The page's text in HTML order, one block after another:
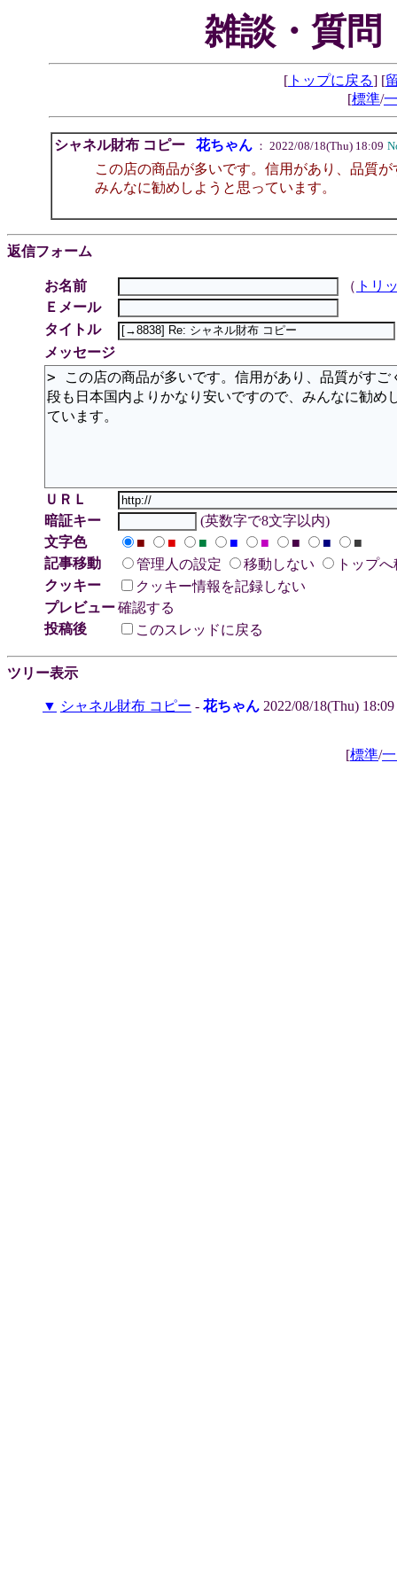
雑談・質問
[ トップに戻る] [
[標準/
シャネル財布 コピー 花ちゃん： 2022/08/18(Thu) 18:09
この店の商品が多いです。信用があり、品質
みんなに勧めしようと思っています。
返信フォーム
お名前 （ トリ
Ｅメール
タイトル
メッセージ
ＵＲＬ
暗証キー
(英数字で8文字以内)
文字色
■ ■ ■ ■ ■ ■ ■
■
記事移動
管理人の設定 移動しない
トップ
クッキー
クッキー情報を記録しない
プレビュー確認する
投稿後
このスレッドに戻る
ツリー表示
▼ シャネル財布 コピー - 花ちゃん 2022/08/18(Thu) 18:09
[標準/